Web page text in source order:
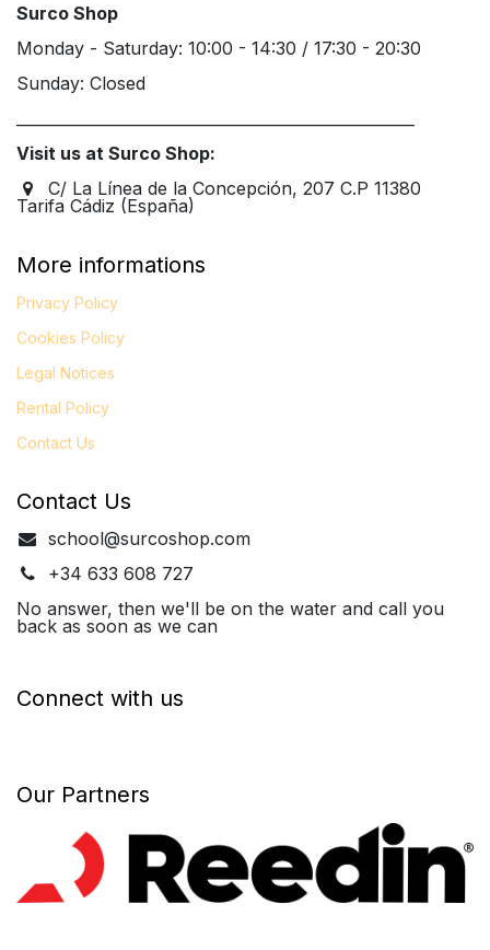
Surco Shop
Monday - Saturday: 10:00 - 14:30 / 17:30 - 20:30
Sunday: Closed
Visit us at Surco Shop:
C/ La Línea de la Concepción, 207 C.P 11380
Tarifa Cádiz (España)
More informations
Privacy Policy
Cookies Policy
Legal Notices
Rental Policy
Contact Us
Contact Us
school@surcoshop.com
+34 633 608 727
No answer, then we'll be on the water and call you
back as soon as we can
Connect with us
Our Partners